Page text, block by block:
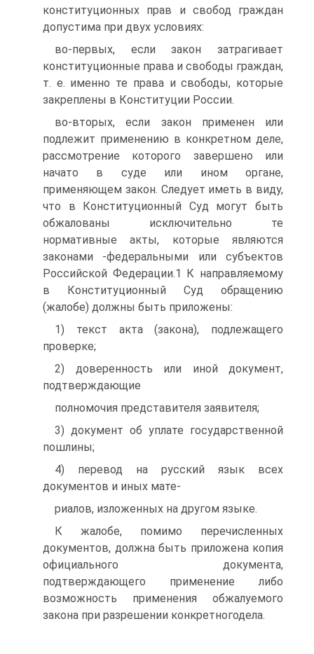
конституционных прав и свобод граждан
допустима при двух условиях:
во-первых, если закон затрагивает
конституционные права и свободы граждан,
т. е. именно те права и свободы, которые
закреплены в Конституции России.
во-вторых, если закон применен или
подлежит применению в конкретном деле,
рассмотрение которого завершено или
начато в суде или ином органе,
применяющем закон. Следует иметь в виду,
что в Конституционный Суд могут быть
обжалованы исключительно те
нормативные акты, которые являются
законами -федеральными или субъектов
Российской Федерации.1 К направляемому
в Конституционный Суд обращению
(жалобе) должны быть приложены:
1) текст акта (закона), подлежащего
проверке;
2) доверенность или иной документ,
подтверждающие
полномочия представителя заявителя;
3) документ об уплате государственной
пошлины;
4) перевод на русский язык всех
документов и иных мате-
риалов, изложенных на другом языке.
К жалобе, помимо перечисленных
документов, должна быть приложена копия
официального документа,
подтверждающего применение либо
возможность применения обжалуемого
закона при разрешении конкретногодела.